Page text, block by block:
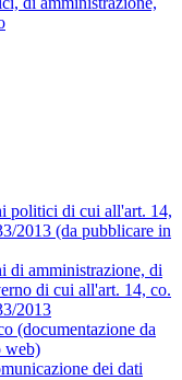
politici di cui all'art. 14,
2013 (da pubblicare in
di amministrazione, di
di cui all'art. 14, co.
2013
(documentazione da
web)
dei dati